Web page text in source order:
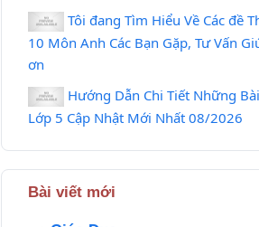
Tôi đang Tìm Hiểu Về Các đề
10 Môn Anh Các Bạn Gặp, Tư Vấn
ơn
Hướng Dẫn Chi Tiết Những
Lớp 5 Cập Nhật Mới Nhất 08/2026
Bài viết mới